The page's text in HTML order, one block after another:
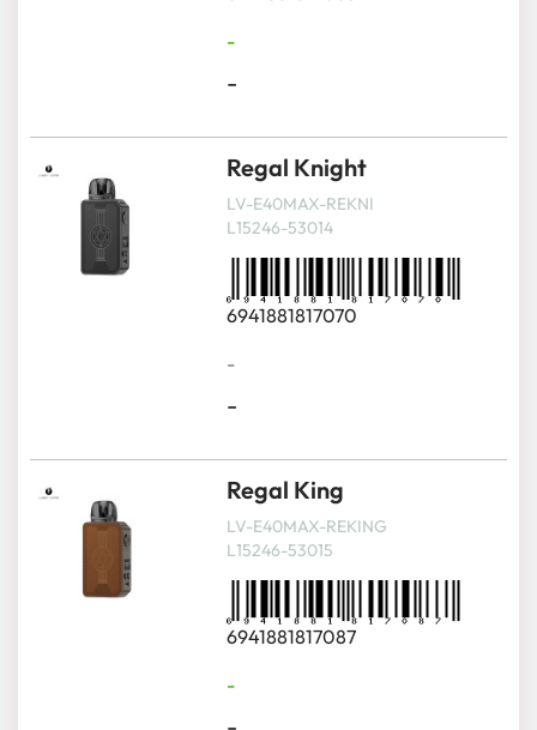
-
-
Regal Knight
LV-E40MAX-REKNI
L15246-53014
6941881817070
-
-
Regal King
LV-E40MAX-REKING
L15246-53015
6941881817087
-